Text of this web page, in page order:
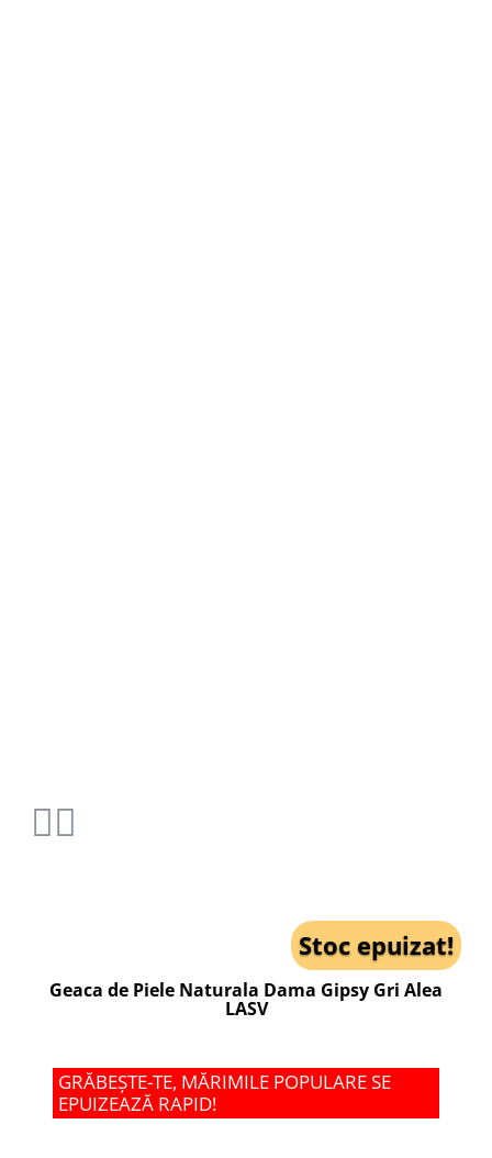
Stoc epuizat!
Geaca de Piele Naturala Dama Gipsy Gri Alea
LASV
GRĂBEȘTE-TE, MĂRIMILE POPULARE SE
EPUIZEAZĂ RAPID!